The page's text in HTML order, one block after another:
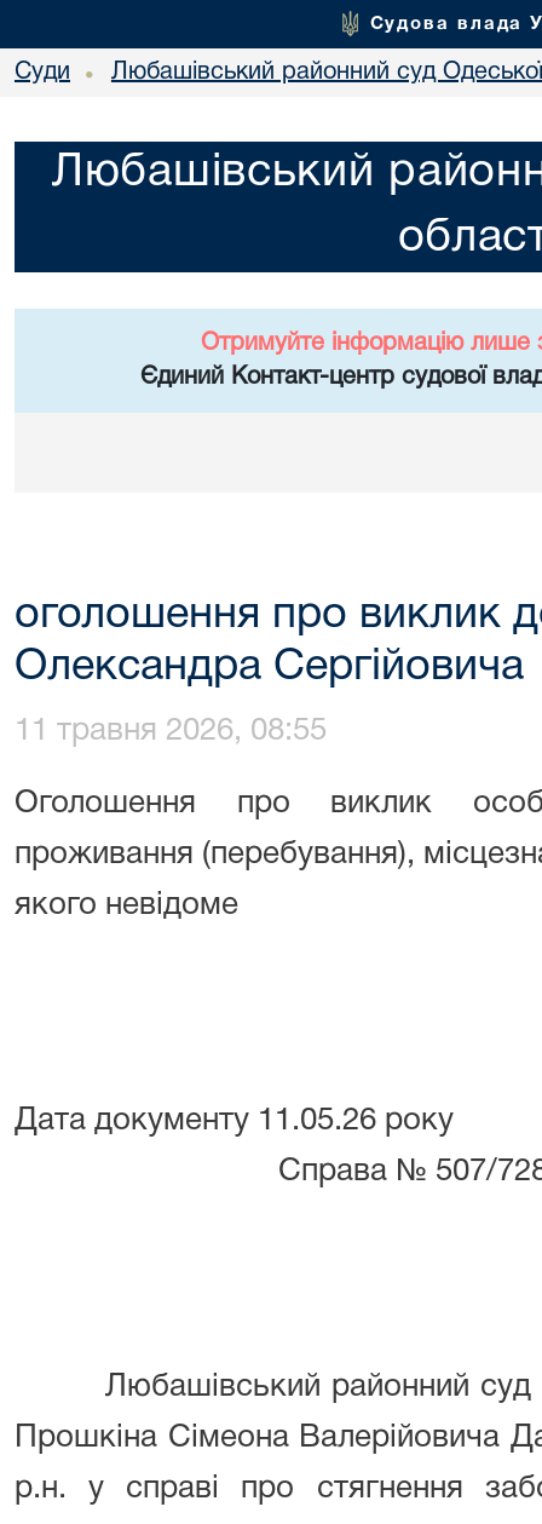
Судова влада
Суди • Любашівський районний суд Одеської
Любашівський
Отримуйте інформацію лише
Єдиний Контакт-центр судової
оголошення про виклик
Олександра Сергійовича
11 травня 2026, 08:55
Оголошення про виклик
проживання (перебування),
якого невідоме
Дата документу
Справа № 507/
Любашівський районний суд
Прошкіна Сімеона Валерійовича
р.н. у справі про стягнення